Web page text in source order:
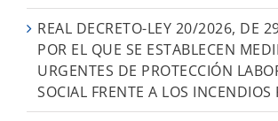
REAL DECRETO-LEY 20/2026, DE
POR EL QUE SE ESTABLECEN
URGENTES DE PROTECCIÓN
SOCIAL FRENTE A LOS INCENDIOS